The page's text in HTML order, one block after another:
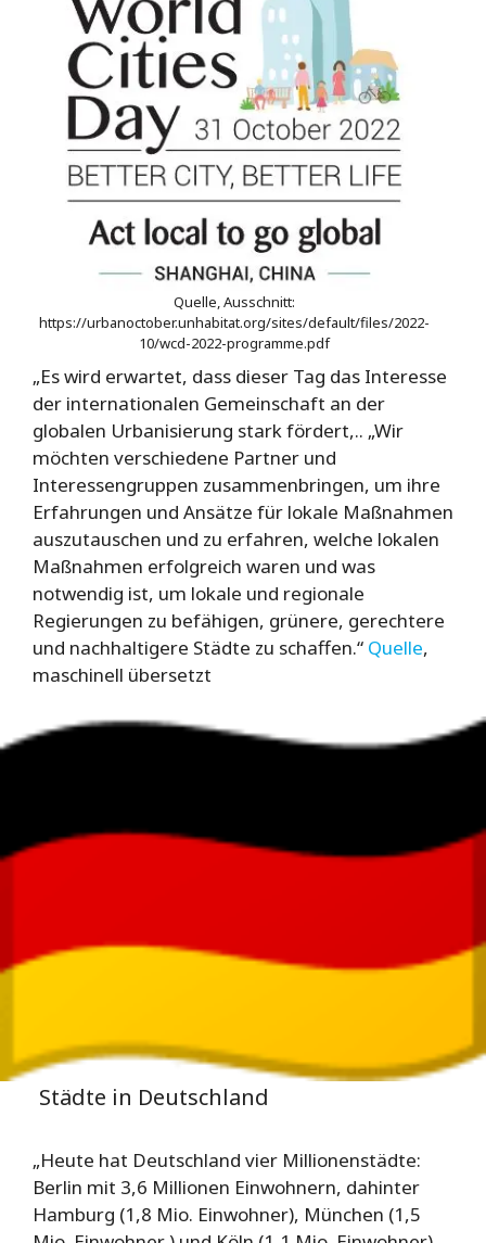
Quelle, Ausschnitt:
https://urbanoctober.unhabitat.org/sites/default/files/2022-
10/wcd-2022-programme.pdf
„Es wird erwartet, dass dieser Tag das Interesse
der internationalen Gemeinschaft an der
globalen Urbanisierung stark fördert,.. „Wir
möchten verschiedene Partner und
Interessengruppen zusammenbringen, um ihre
Erfahrungen und Ansätze für lokale Maßnahmen
auszutauschen und zu erfahren, welche lokalen
Maßnahmen erfolgreich waren und was
notwendig ist, um lokale und regionale
Regierungen zu befähigen, grünere, gerechtere
und nachhaltigere Städte zu schaffen.“ Quelle,
maschinell übersetzt
Städte in Deutschland
„Heute hat Deutschland vier Millionenstädte:
Berlin mit 3,6 Millionen Einwohnern, dahinter
Hamburg (1,8 Mio. Einwohner), München (1,5